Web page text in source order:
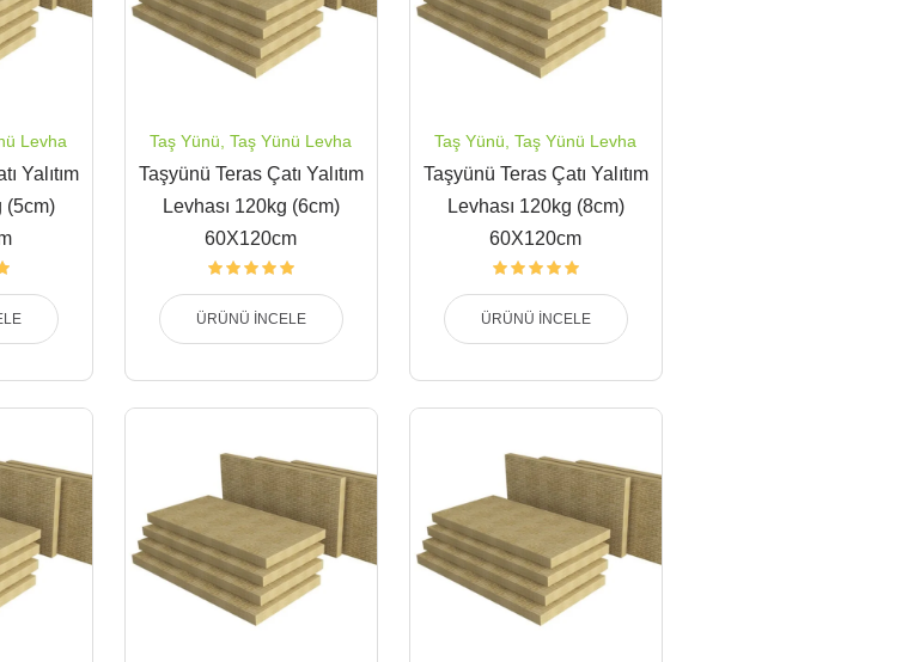
Levha
Yalıtım
(5cm)
Taş Yünü ,Taş Yünü Levha
Taşyünü Teras Çatı Yalıtım
Levhası 120kg (6cm)
60X120cm
ÜRÜNÜ İNCELE
Taş Yünü ,Taş Yünü Levha
Taşyünü Teras Çatı Yalıtım
Levhası 120kg (8cm)
60X120cm
ÜRÜNÜ İNCELE